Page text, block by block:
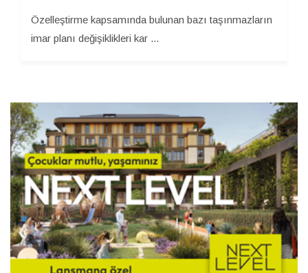
Özelleştirme kapsamında bulunan bazı taşınmazların
imar planı değişiklikleri kar ...